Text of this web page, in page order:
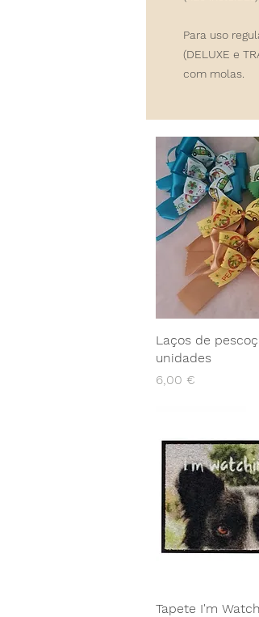
Para uso
(DELUXE e
com molas.
Laços de
unidades
Preço
6,00 €
Tapete I'm